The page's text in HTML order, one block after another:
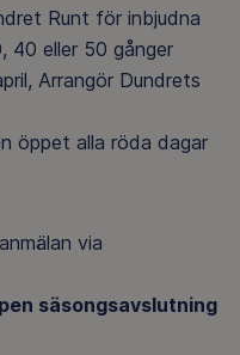
Runt för inbjudna
40 eller 50 gånger
Arrangör Dundrets
öppet alla röda dagar
via
säsongsavslutning